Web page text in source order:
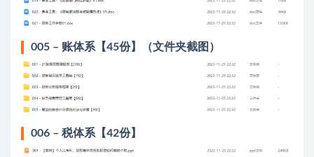
005 – 账体系【45份】（文件夹截图）
006 – 税体系【42份】